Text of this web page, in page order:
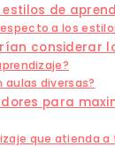
de
a los
considerar
aulas diversas?
para
que atienda